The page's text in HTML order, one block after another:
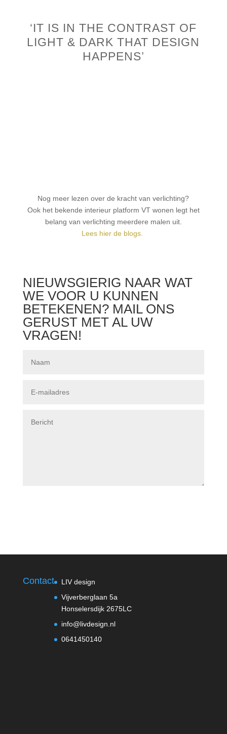
‘IT IS IN THE CONTRAST OF
LIGHT & DARK THAT DESIGN
HAPPENS’
Nog meer lezen over de kracht van verlichting?
Ook het bekende interieur platform VT wonen legt het
belang van verlichting meerdere malen uit.
Lees hier de blogs.
NIEUWSGIERIG NAAR WAT
WE VOOR U KUNNEN
BETEKENEN? MAIL ONS
GERUST MET AL UW
VRAGEN!
Contact
LIV design
Vijverberglaan 5a
Honselersdijk 2675LC
info@livdesign.nl
0641450140